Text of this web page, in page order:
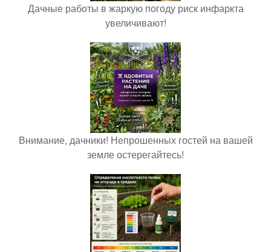
Дачные работы в жаркую погоду риск инфаркта
увеличивают!
Внимание, дачники! Непрошенных гостей на вашей
земле остерегайтесь!